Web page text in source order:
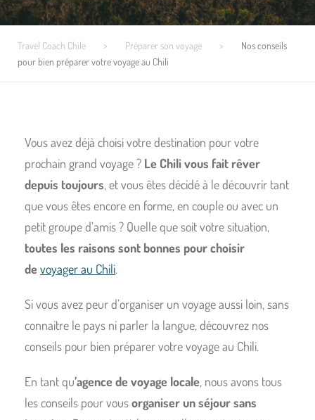
Travel Coach Chile > Préparer son voyage >
Nos conseils
pour bien préparer votre voyage au Chili
Vous avez déjà choisi votre destination pour votre
prochain grand voyage ? Le Chili vous fait rêver
depuis toujours, et vous êtes décidé à le découvrir tant
que vous êtes encore en forme, en couple ou avec un
petit groupe d’amis ? Quelle que soit votre situation,
toutes les raisons sont bonnes pour choisir
devoyager au Chili.
Si vous avez peur d’organiser un voyage aussi loin, sans
connaitre le pays ni parler la langue, découvrez nos
conseils pour bien préparer votre voyage au Chili.
En tant qu’agence de voyage locale, nous avons tous
les conseils pour vousorganiser un séjour sans